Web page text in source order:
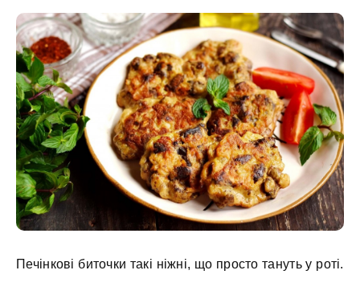
Печінкові биточки такі ніжні, що просто тануть у роті.